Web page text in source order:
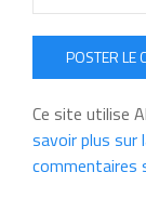
POSTER LE
Ce site utilise
savoir plus sur